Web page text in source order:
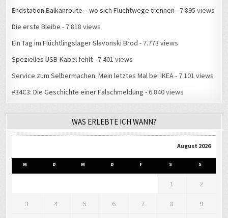
Endstation Balkanroute – wo sich Fluchtwege trennen - 7.895 views
Die erste Bleibe - 7.818 views
Ein Tag im Flüchtlingslager Slavonski Brod - 7.773 views
Spezielles USB-Kabel fehlt- 7.401 views
Service zum Selbermachen: Mein letztes Mal bei IKEA- 7.101 views
#34C3: Die Geschichte einer Falschmeldung - 6.840 views
WAS ERLEBTE ICH WANN?
August 2026
M D M D F S S
1 2
3 4 5 6 7 8 9